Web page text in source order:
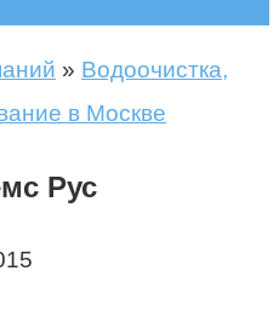
» Водоочистка,
в Москве
Рус